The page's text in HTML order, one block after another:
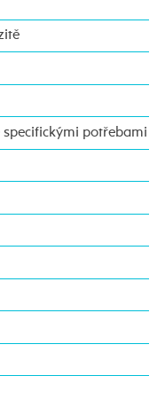
potřebami